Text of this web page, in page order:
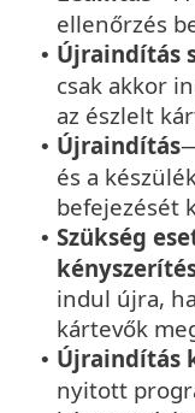
ellenőrzés
• Újraindítás
csak akkor
az észlelt
• Újraindítás
és a
befejezését
• Szükség
indul újra,
kártevők
• Újraindítás
nyitott